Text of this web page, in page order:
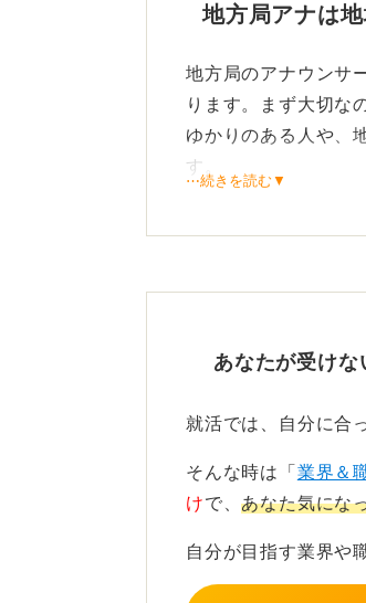
地方局アナは
地方局のアナウンサ
ります。まず大切な
ゆかりのある人や、
す。
けでなく、取材や原
とも珍しくありませ
華やかな表舞台だけ
悟」が必要です。
⋯続きを読む▼
あなたが受けな
就活では、自分に合
そんな時は「 業界＆
けで、あなた気にな
自分が目指す業界や